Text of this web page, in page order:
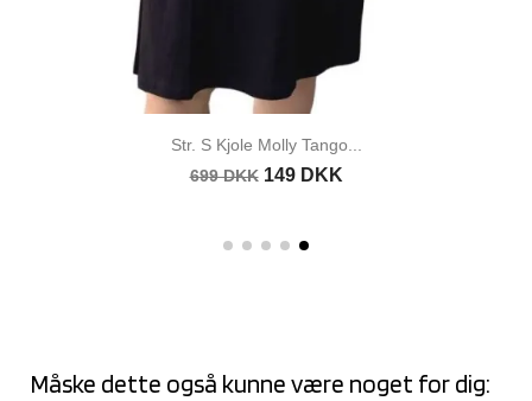
Str. S Kjole Molly Tango...
699 DKK 149 DKK
Måske dette også kunne være noget for dig: